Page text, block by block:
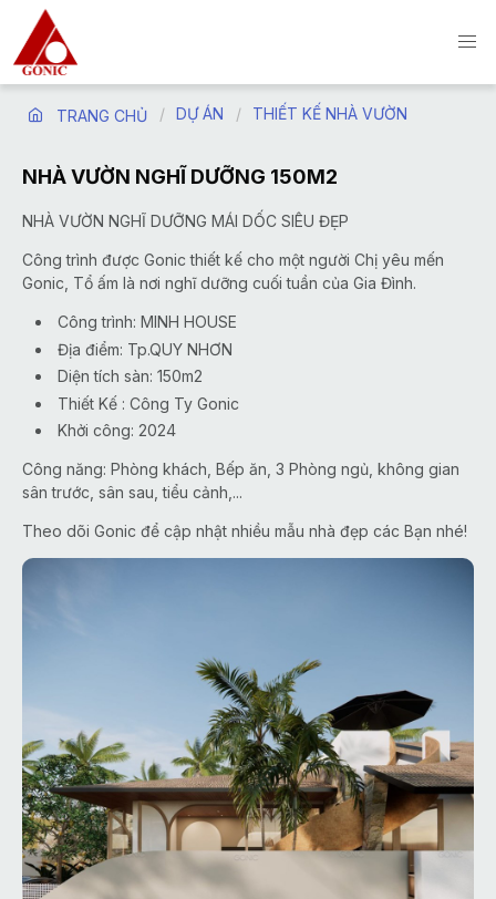
TRANG CHỦ DỰ ÁN THIẾT KẾ NHÀ VƯỜN
NHÀ VƯỜN NGHĨ DƯỠNG 150M2
NHÀ VƯỜN NGHĨ DƯỠNG MÁI DỐC SIÊU ĐẸP
Công trình được Gonic thiết kế cho một người Chị yêu mến
Gonic, Tổ ấm là nơi nghĩ dưỡng cuối tuần của Gia Đình.
Công trình: MINH HOUSE
Địa điểm: Tp.QUY NHƠN
Diện tích sàn: 150m2
Thiết Kế : Công Ty Gonic
Khởi công: 2024
Công năng: Phòng khách, Bếp ăn, 3 Phòng ngủ, không gian
sân trước, sân sau, tiểu cảnh,...
Theo dõi Gonic để cập nhật nhiều mẫu nhà đẹp các Bạn nhé!